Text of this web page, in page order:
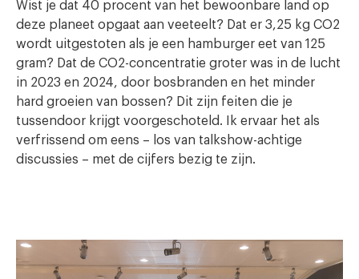
Wist je dat 40 procent van het bewoonbare land op
deze planeet opgaat aan veeteelt? Dat er 3,25 kg CO2
wordt uitgestoten als je een hamburger eet van 125
gram? Dat de CO2-concentratie groter was in de lucht
in 2023 en 2024, door bosbranden en het minder
hard groeien van bossen? Dit zijn feiten die je
tussendoor krijgt voorgeschoteld. Ik ervaar het als
verfrissend om eens – los van talkshow-achtige
discussies – met de cijfers bezig te zijn.